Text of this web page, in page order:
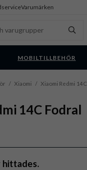
Varumärken
MOBILTILLBEHÖR
/ Xiaomi / Xiaomi Redmi 14C
14C Fodral
hittades.